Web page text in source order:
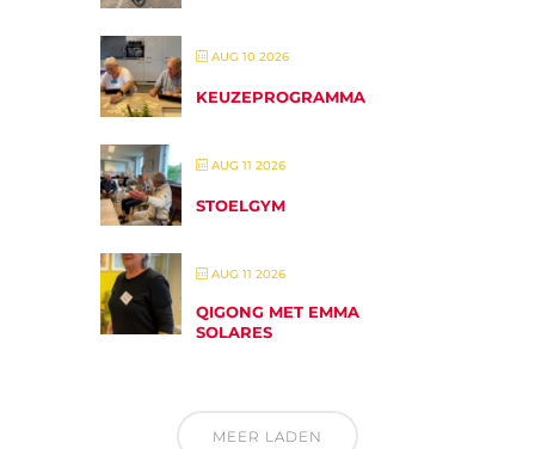
AUG 10 2026
KEUZEPROGRAMMA
AUG 11 2026
STOELGYM
AUG 11 2026
QIGONG MET EMMA
SOLARES
MEER LADEN